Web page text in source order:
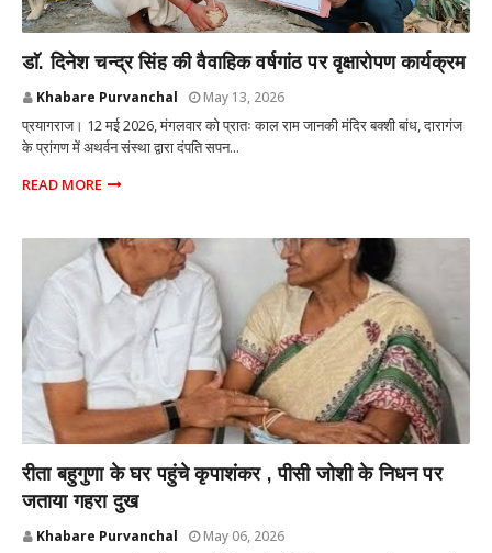
डाॅ. दिनेश चन्द्र सिंह की वैवाहिक वर्षगांठ पर वृक्षारोपण कार्यक्रम
Khabare Purvanchal May 13, 2026
प्रयागराज। 12 मई 2026, मंगलवार को प्रातः काल राम जानकी मंदिर बक्शी बांध, दारागंज
के प्रांगण में अथर्वन संस्था द्वारा दंपति सपन...
READ MORE
रीता बहुगुणा के घर पहुंचे कृपाशंकर , पीसी जोशी के निधन पर
जताया गहरा दुख
Khabare Purvanchal May 06, 2026